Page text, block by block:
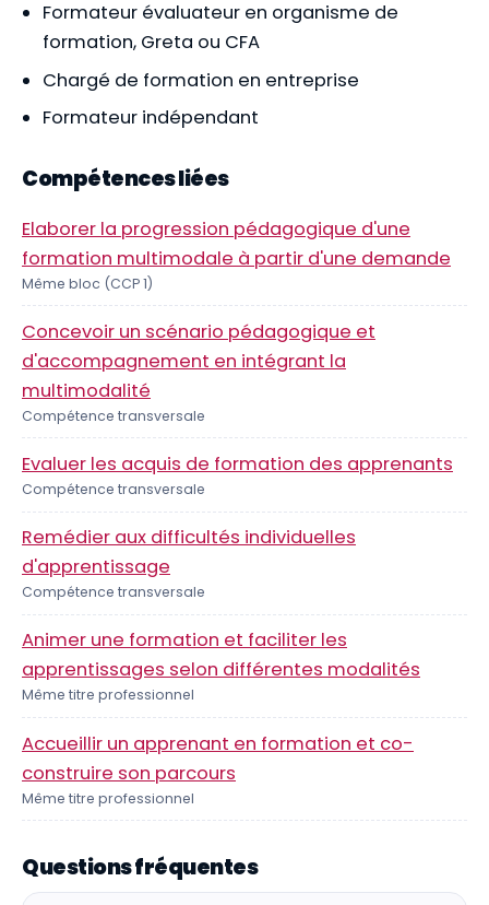
Formateur évaluateur en organisme de
formation, Greta ou CFA
Chargé de formation en entreprise
Formateur indépendant
Compétences liées
Elaborer la progression pédagogique d'une
formation multimodale à partir d'une demande
Même bloc (CCP 1)
Concevoir un scénario pédagogique et
d'accompagnement en intégrant la
multimodalité
Compétence transversale
Evaluer les acquis de formation des apprenants
Compétence transversale
Remédier aux difficultés individuelles
d'apprentissage
Compétence transversale
Animer une formation et faciliter les
apprentissages selon différentes modalités
Même titre professionnel
Accueillir un apprenant en formation et co-
construire son parcours
Même titre professionnel
Questions fréquentes